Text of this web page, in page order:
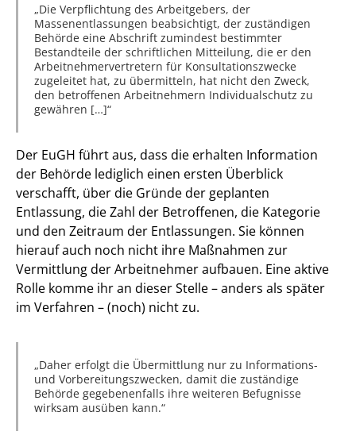
Die Verpflichtung des Arbeitgebers, der
Massenentlassungen beabsichtigt, der zuständigen
Behörde eine Abschrift zumindest bestimmter
Bestandteile der schriftlichen Mitteilung, die er den
Arbeitnehmervertretern für Konsultationszwecke
zugeleitet hat, zu übermitteln, hat nicht den Zweck,
den betroffenen Arbeitnehmern Individualschutz zu
gewähren […]
Der EuGH führt aus, dass die erhalten Information
der Behörde lediglich einen ersten Überblick
verschafft, über die Gründe der geplanten
Entlassung, die Zahl der Betroffenen, die Kategorie
und den Zeitraum der Entlassungen. Sie können
hierauf auch noch nicht ihre Maßnahmen zur
Vermittlung der Arbeitnehmer aufbauen. Eine aktive
Rolle komme ihr an dieser Stelle – anders als später
im Verfahren – (noch) nicht zu.
Daher erfolgt die Übermittlung nur zu Informations-
und Vorbereitungszwecken, damit die zuständige
Behörde gegebenenfalls ihre weiteren Befugnisse
wirksam ausüben kann.